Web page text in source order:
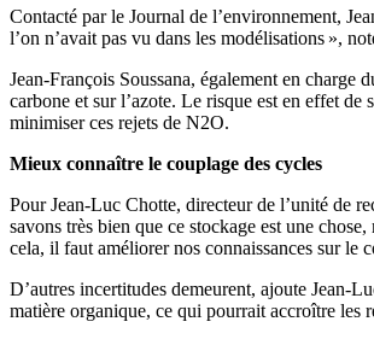
Contacté par le Journal de l’environnement,
l’on n’avait pas vu dans les modélisations »,
Jean-François Soussana, également en
carbone et sur l’azote. Le risque est en effet
minimiser ces rejets de N2O.
Mieux connaître le couplage des cycles
Pour Jean-Luc Chotte, directeur de l’unité de
savons très bien que ce stockage est une
cela, il faut améliorer nos connaissances sur le
D’autres incertitudes demeurent, ajoute Jean-
matière organique, ce qui pourrait accroître les